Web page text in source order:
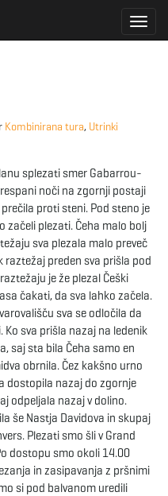
g
g
l
Kombinirana tura, Utrinki
splezati smer Gabarrou-
noči na zgornji postaji
proti steni. Pod steno je
začeli plezati. Čeha malo bolj
sva plezala malo preveč
raztežaj preden sva prišla pod
je že plezal Češki
čakati, da sva lahko začela.
sva se odločila da
Ko sva prišla nazaj na ledenik
saj sta bila Čeha samo en
obrnila. Čez kakšno urno
dostopila nazaj do zgornje
odpeljala nazaj v dolino.
še Nastja Davidova in skupaj
Plezati smo šli v Grand
dostopu smo okoli 14.00
in zasipavanja z pršnimi
si pod balvanom uredili